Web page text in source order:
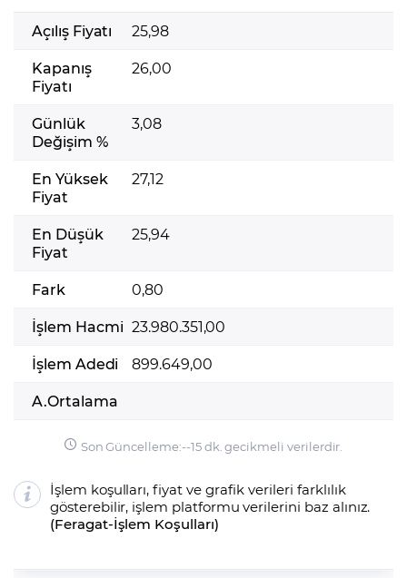
Açılış Fiyatı
25,98
Kapanış
Fiyatı
26,00
Günlük
Değişim %
3,08
En Yüksek
Fiyat
27,12
En Düşük
Fiyat
25,94
Fark
0,80
İşlem Hacmi 23.980.351,00
İşlem Adedi
899.649,00
A.Ortalama
Son Güncelleme:--15 dk. gecikmeli verilerdir.
İşlem koşulları, fiyat ve grafik verileri farklılık
gösterebilir, işlem platformu verilerini baz alınız.
(Feragat-İşlem Koşulları)